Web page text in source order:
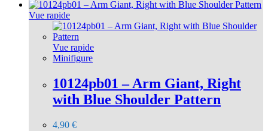
Vue rapide
Vue rapide
Minifigure
10124pb01 – Arm Giant, Right
with Blue Shoulder Pattern
4,90 €